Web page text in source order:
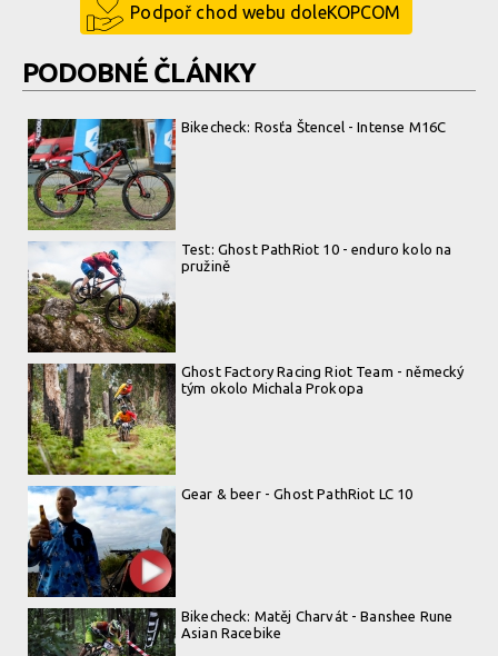
Podpoř chod webu doleKOPCOM
PODOBNÉ ČLÁNKY
Bikecheck: Rosťa Štencel - Intense M16C
Test: Ghost PathRiot 10 - enduro kolo na
pružině
Ghost Factory Racing Riot Team - německý
tým okolo Michala Prokopa
Gear & beer - Ghost PathRiot LC 10
Bikecheck: Matěj Charvát - Banshee Rune
Asian Racebike